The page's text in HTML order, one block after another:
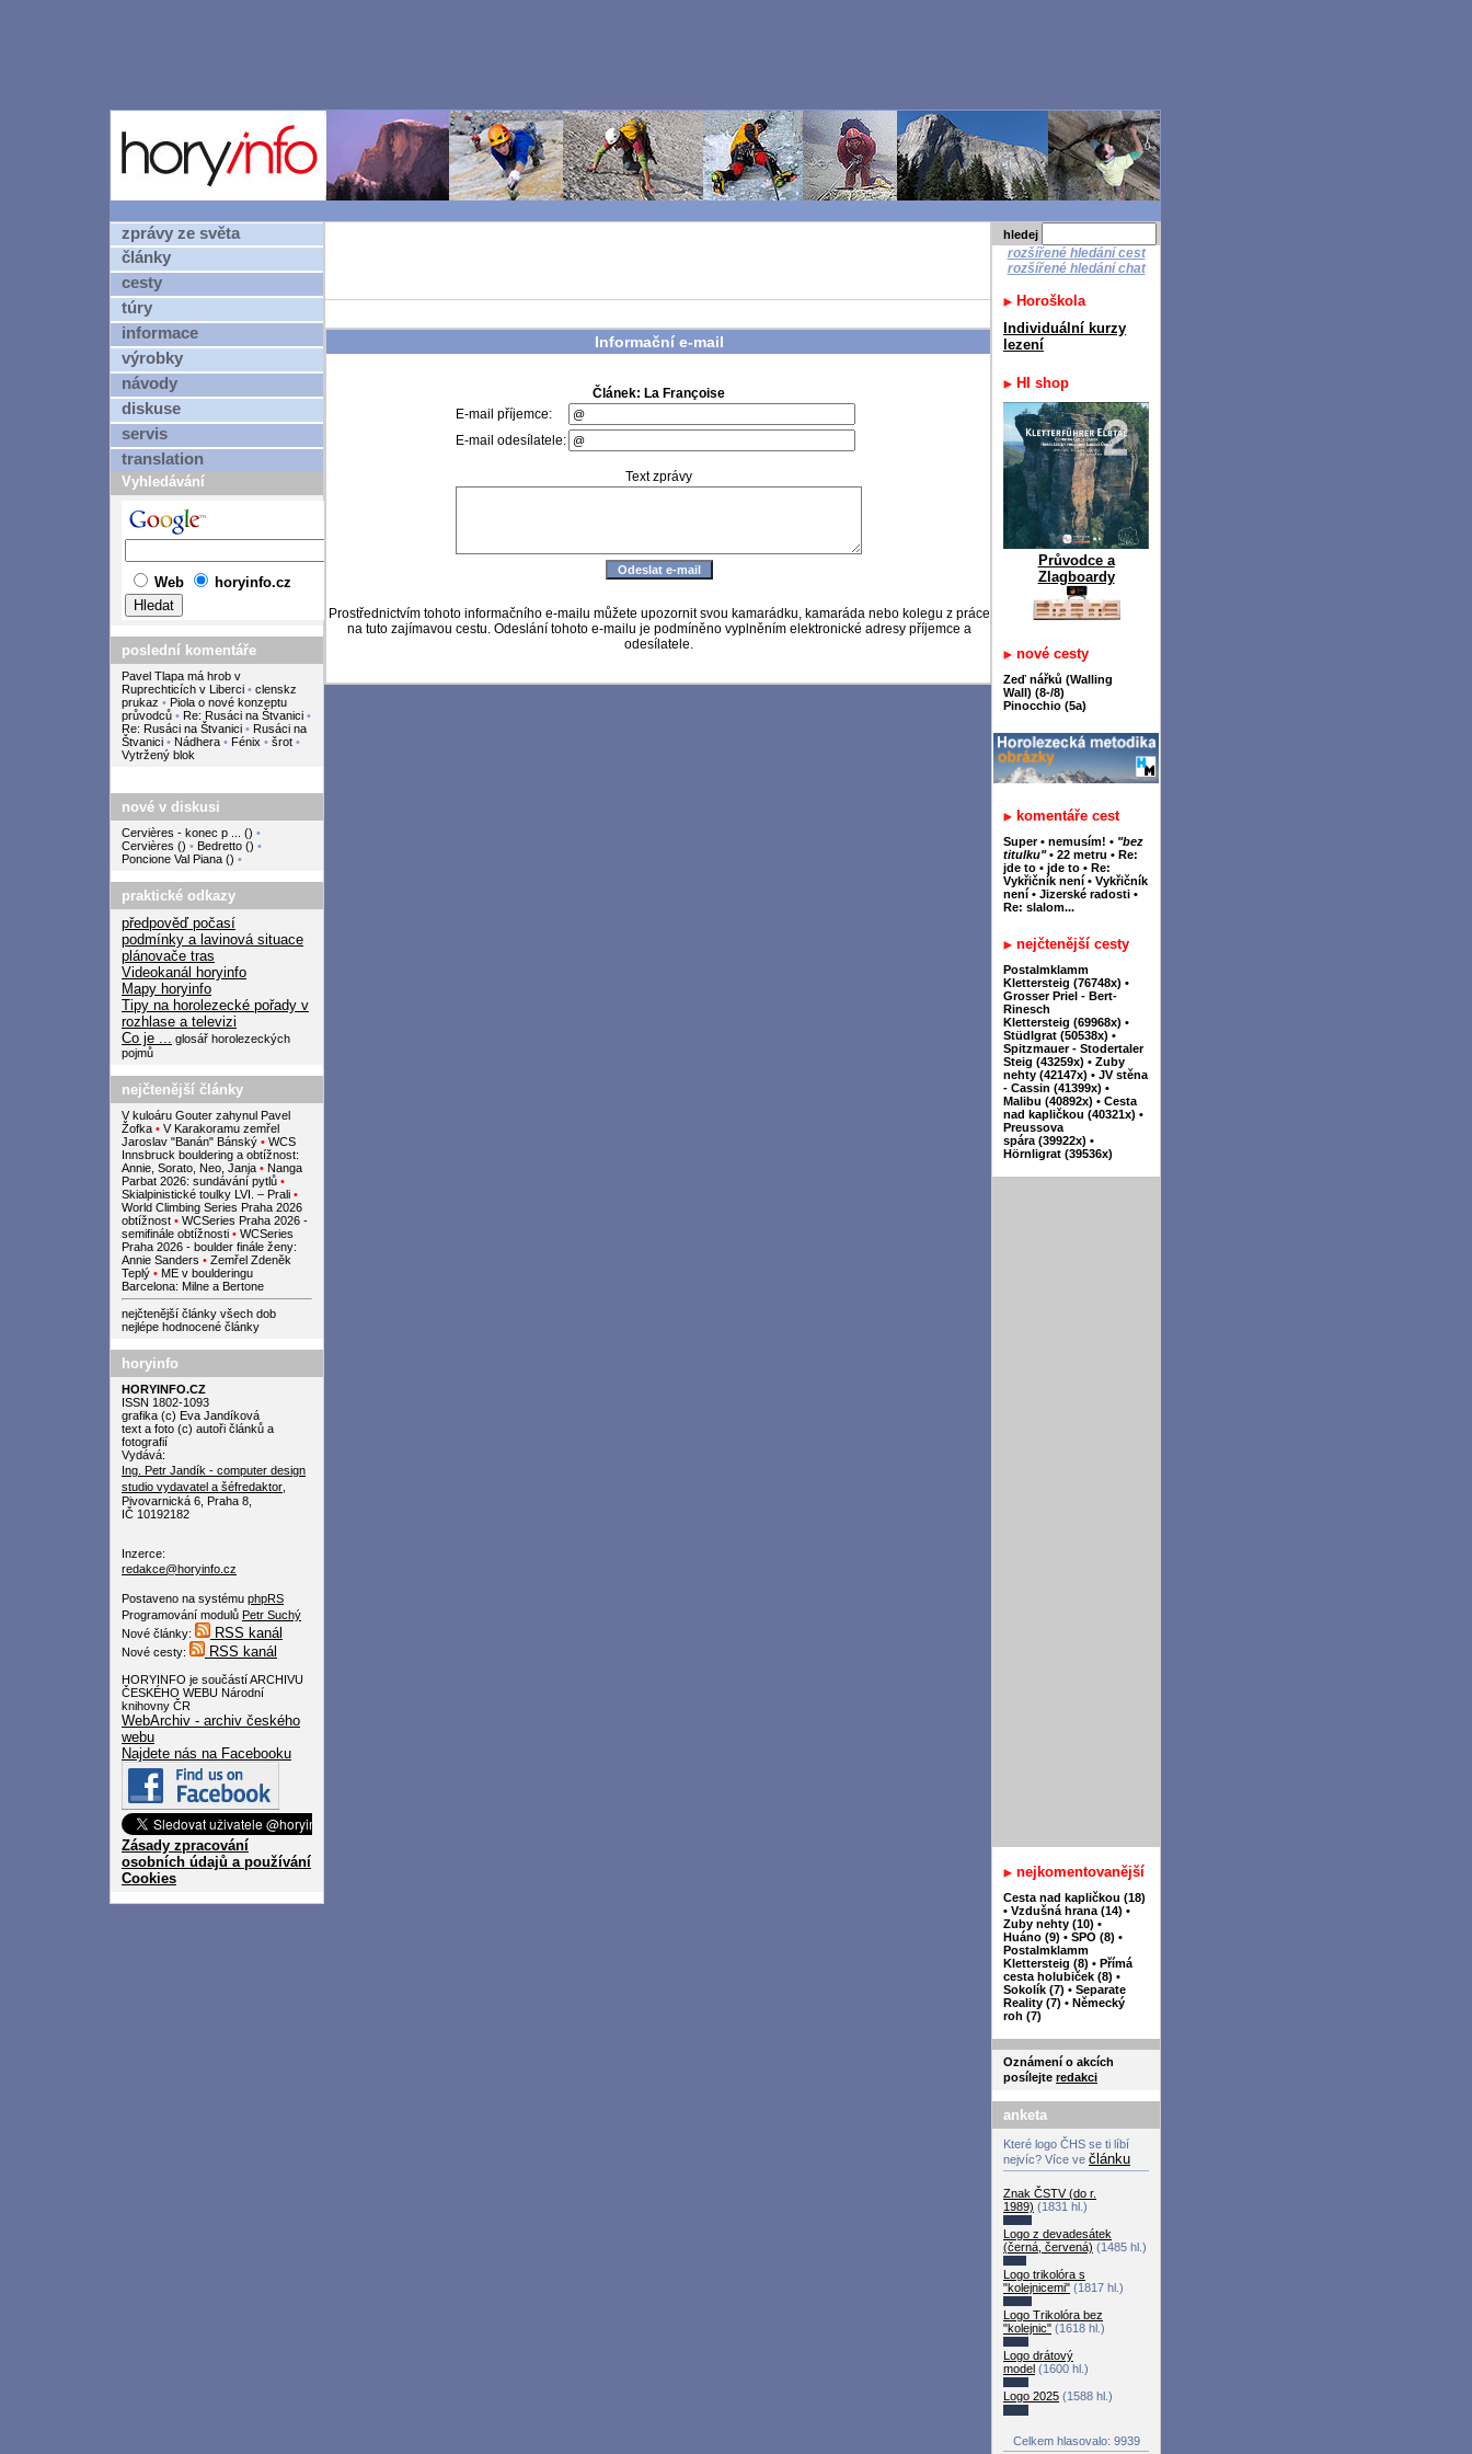
zprávy ze světa
články
cesty
túry
informace
výrobky
návody
diskuse
servis
translation
Vyhledávání
Web horyinfo.cz
poslední komentáře
Pavel Tlapa má hrob v
Ruprechticích v Liberci • clenskz
prukaz • Piola o nové konzeptu
průvodců • Re: Rusáci na Štvanici •
Re: Rusáci na Štvanici • Rusáci na
Štvanici • Nádhera • Fénix • šrot •
Vytržený blok
nové v diskusi
Cervières - konec p ... () •
Cervières () • Bedretto () •
Poncione Val Piana () •
praktické odkazy
předpověď počasí
podmínky a lavinová situace
plánovače tras
Videokanál horyinfo
Mapy horyinfo
Tipy na horolezecké pořady v
rozhlase a televizi
Co je ... glosář horolezeckých
pojmů
nejčtenější články
V kuloáru Gouter zahynul Pavel
Žofka • V Karakoramu zemřel
Jaroslav "Banán" Bánský • WCS
Innsbruck bouldering a obtížnost:
Annie, Sorato, Neo, Janja • Nanga
Parbat 2026: sundávání pytlů •
Skialpinistické toulky LVI. – Prali •
World Climbing Series Praha 2026
obtížnost • WCSeries Praha 2026 -
semifinále obtížnosti • WCSeries
Praha 2026 - boulder finále ženy:
Annie Sanders • Zemřel Zdeněk
Teplý • ME v boulderingu
Barcelona: Milne a Bertone
nejčtenější články všech dob
nejlépe hodnocené články
horyinfo
HORYINFO.CZ
ISSN 1802-1093
grafika (c) Eva Jandíková
text a foto (c) autoři článků a
fotografií
Vydává:
Ing. Petr Jandík - computer design
studio vydavatel a šéfredaktor
Pivovarnická 6, Praha 8,
IČ 10192182
Inzerce:
redakce@horyinfo.cz
Postaveno na systému phpRS
Programování modulů Petr Suchý
Nové články:
RSS kanál
Nové cesty: RSS kanál
HORYINFO je součástí ARCHIVU
ČESKÉHO WEBU Národní
knihovny ČR
WebArchiv - archiv českého
webu
Najdete nás na Facebooku
Zásady zpracování
osobních údajů a používání
Cookies
Informační e-mail
Článek: La Françoise
E-mail příjemce:
E-mail odesílatele:
Text zprávy
Prostřednictvím tohoto informačního e-mailu můžete upozornit svou kamarádku, kamaráda nebo kolegu z práce
na tuto zajímavou cestu. Odeslání tohoto e-mailu je podmíněno vyplněním elektronické adresy příjemce a
odesílatele.
hledej
rozšířené hledání cest
rozšířené hledání chat
Horoškola
Individuální kurzy
lezení
HI shop
Průvodce a
Zlagboardy
nové cesty
Zeď nářků (Walling
Wall) (8-/8)
Pinocchio (5a)
komentáře cest
Super • nemusím! • "bez
titulku" • 22 metru • Re:
jde to • jde to • Re:
Vykřičník není • Vykřičník
není • Jizerské radosti •
Re: slalom...
nejčtenější cesty
Postalmklamm
Klettersteig (76748x) •
Grosser Priel - Bert-
Rinesch
Klettersteig (69968x) •
Stüdlgrat (50538x) •
Spitzmauer - Stodertaler
Steig (43259x) • Zuby
nehty (42147x) • JV stěna
- Cassin (41399x) •
Malibu (40892x) • Cesta
nad kapličkou (40321x) •
Preussova
spára (39922x) •
Hörnligrat (39536x)
nejkomentovanější
Cesta nad kapličkou (18)
• Vzdušná hrana (14) •
Zuby nehty (10) •
Huáno (9) • SPO (8) •
Postalmklamm
Klettersteig (8) • Přímá
cesta holubiček (8) •
Sokolík (7) • Separate
Reality (7) • Německý
roh (7)
Oznámení o akcích
posílejte redakci
anketa
Které logo ČHS se ti líbí
nejvíc? Více ve článku
Znak ČSTV (do r.
1989) (1831 hl.)
Logo z devadesátek
(černá, červená) (1485 hl.)
Logo trikolóra s
"kolejnicemi" (1817 hl.)
Logo Trikolóra bez
"kolejnic" (1618 hl.)
Logo drátový
model (1600 hl.)
Logo 2025 (1588 hl.)
Celkem hlasovalo: 9939